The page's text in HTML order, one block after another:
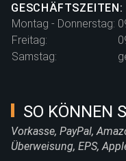
GESCHÄFTSZEITEN:
Montag - Donnerstag:
Freitag:
Samstag:
SO KÖNNEN
Vorkasse, PayPal,
Überweisung, EPS,